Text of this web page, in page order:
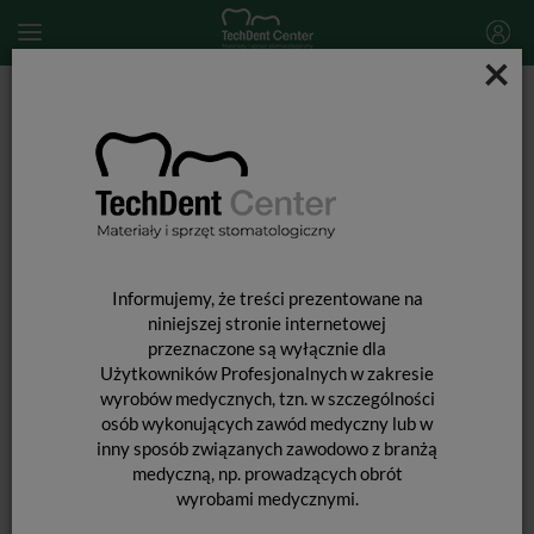
×
Informujemy, że treści prezentowane na
niniejszej stronie internetowej
przeznaczone są wyłącznie dla
Użytkowników Profesjonalnych w zakresie
wyrobów medycznych, tzn. w szczególności
osób wykonujących zawód medyczny lub w
inny sposób związanych zawodowo z branżą
medyczną, np. prowadzących obrót
wyrobami medycznymi.
Kireta Gracey 11/12 Macro ES-ErgoSense
KIRETA GRACEY 11/12 MACRO ES-
ERGOSENSE
Od podanej ceny nie udzielamy dodatkowych rabatów.